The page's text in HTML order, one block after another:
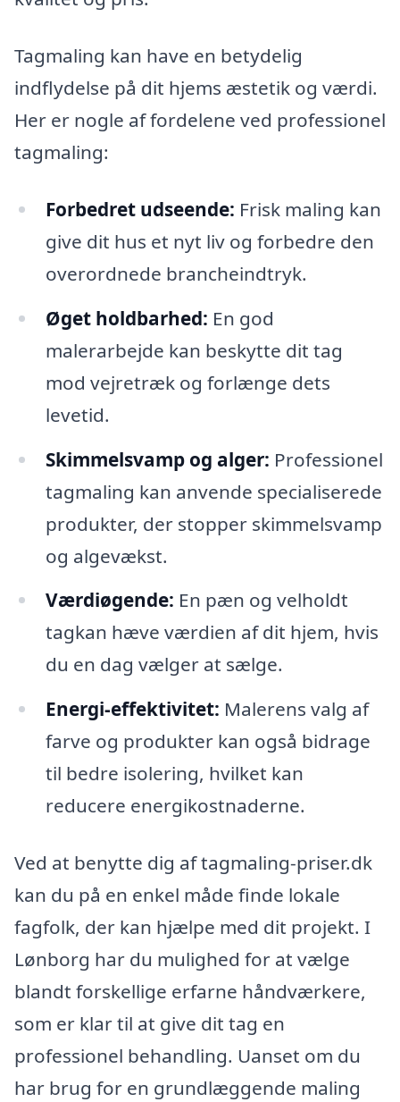
Tagmaling kan have en betydelig
indflydelse på dit hjems æstetik og værdi.
Her er nogle af fordelene ved professionel
tagmaling:
Forbedret udseende: Frisk maling kan
give dit hus et nyt liv og forbedre den
overordnede brancheindtryk.
Øget holdbarhed: En god
malerarbejde kan beskytte dit tag
mod vejretræk og forlænge dets
levetid.
Skimmelsvamp og alger: Professionel
tagmaling kan anvende specialiserede
produkter, der stopper skimmelsvamp
og algevækst.
Værdiøgende: En pæn og velholdt
tagkan hæve værdien af dit hjem, hvis
du en dag vælger at sælge.
Energi-effektivitet: Malerens valg af
farve og produkter kan også bidrage
til bedre isolering, hvilket kan
reducere energikostnaderne.
Ved at benytte dig af tagmaling-priser.dk
kan du på en enkel måde finde lokale
fagfolk, der kan hjælpe med dit projekt. I
Lønborg har du mulighed for at vælge
blandt forskellige erfarne håndværkere,
som er klar til at give dit tag en
professionel behandling. Uanset om du
har brug for en grundlæggende maling